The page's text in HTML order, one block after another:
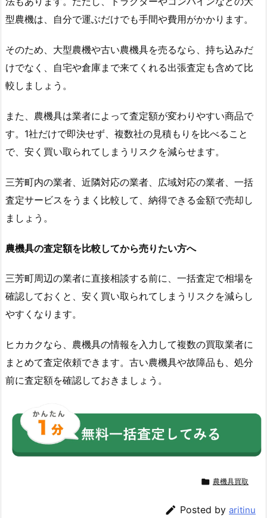
型農機は、自分で運ぶだけでも手間や費用がかかります。
そのため、大型農機や古い農機具を売るなら、持ち込みだ
けでなく、自宅や倉庫まで来てくれる出張査定も含めて比
較しましょう。
また、農機具は業者によって査定額が変わりやすい商品で
す。1社だけで即決せず、複数社の見積もりを比べること
で、安く買い取られてしまうリスクを減らせます。
三芳町内の業者、近隣対応の業者、広域対応の業者、一括
査定サービスをうまく比較して、納得できる金額で売却し
ましょう。
農機具の査定額を比較してから売りたい方へ
三芳町周辺の業者に直接相談する前に、一括査定で相場を
確認しておくと、安く買い取られてしまうリスクを減らし
やすくなります。
ヒカカクなら、農機具の情報を入力して複数の買取業者に
まとめて査定依頼できます。古い農機具や故障品も、処分
前に査定額を確認しておきましょう。
 農機具買取
 Posted by aritinu